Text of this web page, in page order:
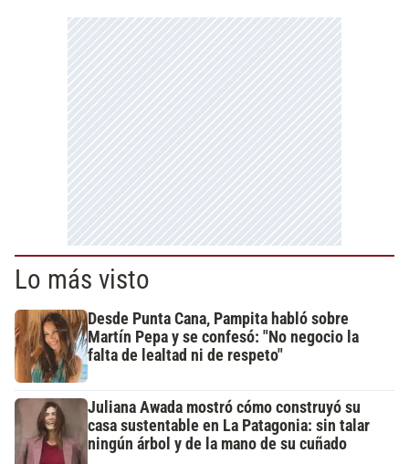
Lo más visto
Desde Punta Cana, Pampita habló sobre
Martín Pepa y se confesó: "No negocio la
falta de lealtad ni de respeto"
Juliana Awada mostró cómo construyó su
casa sustentable en La Patagonia: sin talar
ningún árbol y de la mano de su cuñado